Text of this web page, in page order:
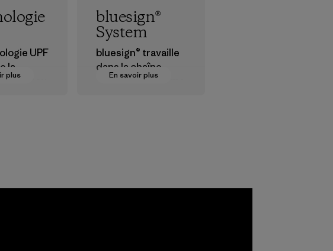
plus
UPF
la
tissu
En savoir plus
bluesign®
System
bluesign® travaille
dans la chaîne
d’approvisionneme